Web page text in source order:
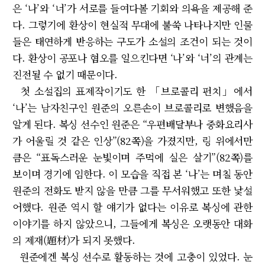
은 ‘나’와 ‘너’가 서로를 들여다볼 기회와 의욕을 제공해 준
다. 그렇기에 환상이 현실적 무대에 불쑥 나타나지만 인물
들은 태연하게 반응하는 구도가 소설의 조건이 되는 것이
다. 환상이 공포나 혐오를 일으킨다면 ‘나’와 ‘너’의 관계는
진전될 수 없기 때문이다.
첫 소설집의 표제작이기도 한 「브로콜리 펀치」에서
‘나’는 남자친구인 원준의 오른손이 브로콜리로 변했음을
알게 된다. 복싱 선수인 원준은 “우편배달부나 중화요리사
가 어울릴 것 같은 인상”(82쪽)을 가졌지만, 링 위에서만
큼은 “표독스러운 눈빛이며 주먹에 실은 살기”(82쪽)를
보이며 경기에 임한다. 이 모습을 직접 본 ‘나’는 며칠 동안
원준의 전화도 받지 않을 만큼 그를 무서워했고 또한 낯설
어했다. 원준 역시 할 얘기가 없다는 이유로 복싱에 관한
이야기를 하지 않았으니, 그들에게 복싱은 오랫동안 대화
의 제재(題材)가 되지 못했다.
원준에겐 복싱 선수로 활동하는 것에 고충이 있었다. 눈